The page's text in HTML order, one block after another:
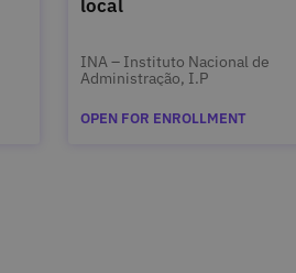
local
INA – Instituto Nacional de
Administração, I.P
OPEN FOR ENROLLMENT